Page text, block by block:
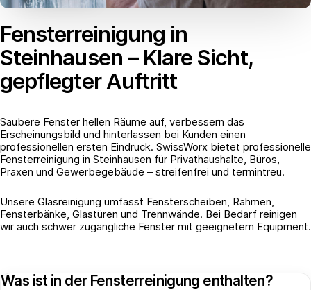
Fensterreinigung in
Steinhausen – Klare Sicht,
gepflegter Auftritt
Saubere Fenster hellen Räume auf, verbessern das
Erscheinungsbild und hinterlassen bei Kunden einen
professionellen ersten Eindruck. SwissWorx bietet professionelle
Fensterreinigung in Steinhausen für Privathaushalte, Büros,
Praxen und Gewerbegebäude – streifenfrei und termintreu.
Unsere Glasreinigung umfasst Fensterscheiben, Rahmen,
Fensterbänke, Glastüren und Trennwände. Bei Bedarf reinigen
wir auch schwer zugängliche Fenster mit geeignetem Equipment.
Was ist in der Fensterreinigung enthalten?